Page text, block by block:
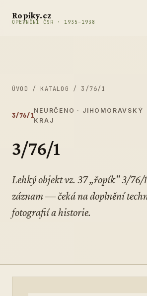
Ropiky.cz
OPEVNĚNÍ ČSR · 1935–1938
ÚVOD / KATALOG / 3/76/1
3/76/1
NEURČENO · JIHOMORAVSKÝ
KRAJ
3/76/1
Lehký objekt vz. 37 „řopík" 3/76/
záznam — čeká na doplnění
fotografií a historie.